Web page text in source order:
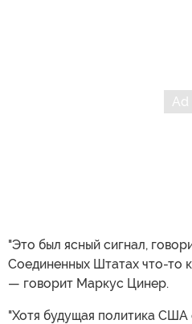
"Это был ясный сигнал,
Соединенных Штатах что-то
— говорит Маркус Цинер.
"Хотя будущая политика США